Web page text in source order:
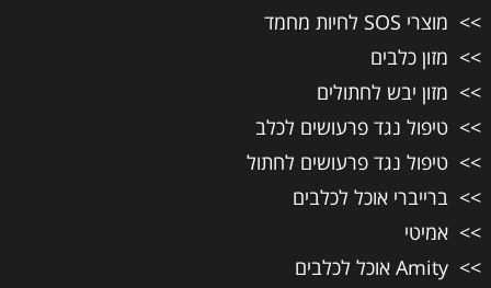
מוצרי SOS לחיות מחמד
מזון כלבים
מזון יבש לחתולים
טיפול נגד פרעושים לכלב
טיפול נגד פרעושים לחתול
ברייברי אוכל לכלבים
אמיטי
Amity אוכל לכלבים